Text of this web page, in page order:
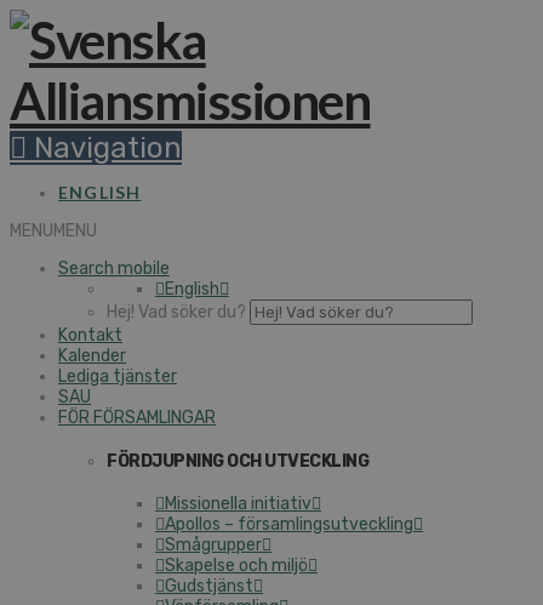
Navigation
ENGLISH
MENUMENU
Search mobile
English
Hej! Vad söker du?
Kontakt
Kalender
Lediga tjänster
SAU
FÖR FÖRSAMLINGAR
FÖRDJUPNING OCH UTVECKLING
Missionella initiativ
Apollos – församlingsutveckling
Smågrupper
Skapelse och miljö
Gudstjänst